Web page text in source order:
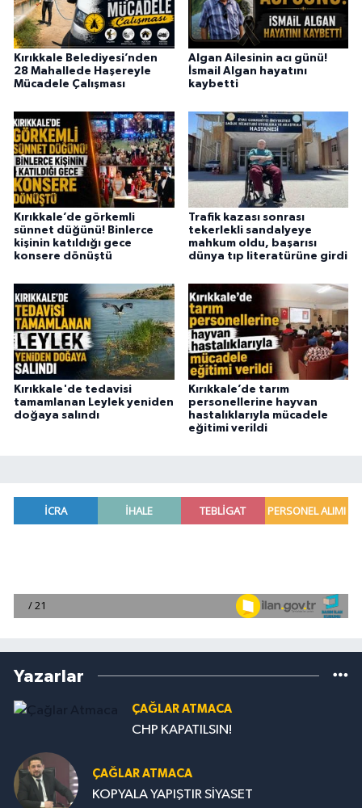
Kırıkkale Belediyesi’nden
28 Mahallede Haşereyle
Mücadele Çalışması
Algan Ailesinin acı günü!
İsmail Algan hayatını
kaybetti
Kırıkkale’de görkemli
sünnet düğünü! Binlerce
kişinin katıldığı gece
konsere dönüştü
Trafik kazası sonrası
tekerlekli sandalyeye
mahkum oldu, başarısı
dünya tıp literatürüne girdi
Kırıkkale'de tedavisi
tamamlanan Leylek yeniden
doğaya salındı
Kırıkkale’de tarım
personellerine hayvan
hastalıklarıyla mücadele
eğitimi verildi
Yazarlar
ÇAĞLAR ATMACA
CHP KAPATILSIN!
ÇAĞLAR ATMACA
KOPYALA YAPIŞTIR SİYASET